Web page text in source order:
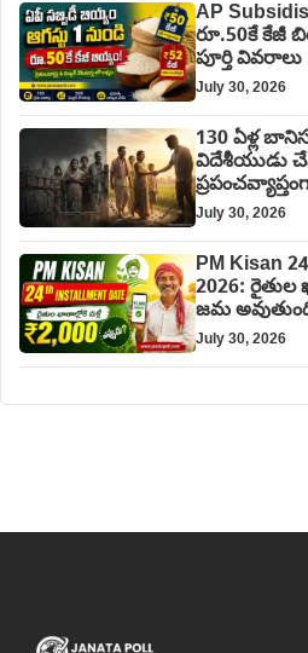
AP
రూ.50కే కేజీ
పూర్తి వివరాలు
July 30, 2026
130 ఏళ్ల
విదేశీయుడు
July 30, 2026
PM Kisan
2026: రైతుల
జమ
July 30, 2026